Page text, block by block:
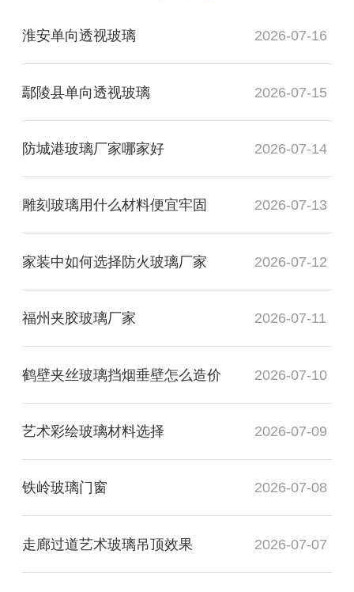
淮安单向透视玻璃 2026-07-16
鄢陵县单向透视玻璃 2026-07-15
防城港玻璃厂家哪家好 2026-07-14
雕刻玻璃用什么材料便宜牢固 2026-07-13
家装中如何选择防火玻璃厂家 2026-07-12
福州夹胶玻璃厂家 2026-07-11
鹤壁夹丝玻璃挡烟垂壁怎么造价 2026-07-10
艺术彩绘玻璃材料选择 2026-07-09
铁岭玻璃门窗 2026-07-08
走廊过道艺术玻璃吊顶效果 2026-07-07